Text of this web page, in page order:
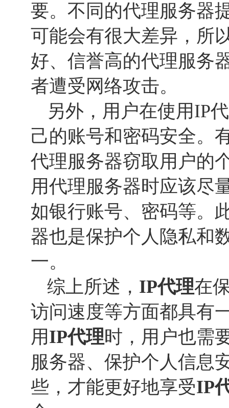
要。不同的代理服务器
可能会有很大差异，所
好、信誉高的代理服务
者遭受网络攻击。
另外，用户在使用IP
己的账号和密码安全。
代理服务器窃取用户的
用代理服务器时应该尽
如银行账号、密码等。
器也是保护个人隐私和
一。
综上所述， IP代理在
访问速度等方面都具有
用IP代理时，用户也需
服务器、保护个人信息
些，才能更好地享受IP